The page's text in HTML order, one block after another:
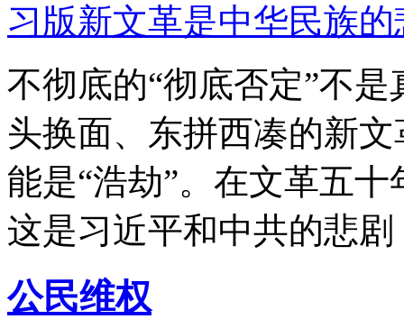
习版新文革是中华民族的
不彻底的“彻底否定”不
头换面、东拼西凑的新
能是“浩劫”。在文革五
这是习近平和中共的悲
公民维权